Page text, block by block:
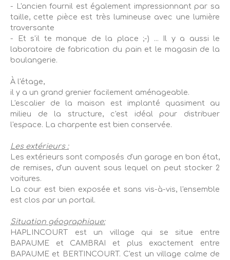
- L'ancien fournil est également impressionnant par sa
taille, cette pièce est très lumineuse avec une lumière
traversante
- Et s'il te manque de la place ;-) ... Il y a aussi le
laboratoire de fabrication du pain et le magasin de la
boulangerie.
À l'étage,
il y a un grand grenier facilement aménageable.
L'escalier de la maison est implanté quasiment au
milieu de la structure, c'est idéal pour distribuer
l'espace. La charpente est bien conservée.
Les extérieurs :
Les extérieurs sont composés d'un garage en bon état,
de remises, d'un auvent sous lequel on peut stocker 2
voitures.
La cour est bien exposée et sans vis-à-vis, l'ensemble
est clos par un portail.
Situation géographique:
HAPLINCOURT est un village qui se situe entre
BAPAUME et CAMBRAI et plus exactement entre
BAPAUME et BERTINCOURT. C'est un village calme de